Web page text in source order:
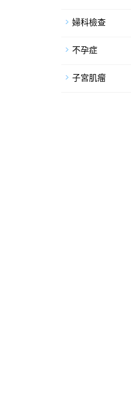
婦科檢查
不孕症
子宮肌瘤